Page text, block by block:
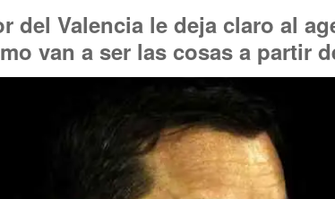
del Valencia le deja claro al
van a ser las cosas a partir